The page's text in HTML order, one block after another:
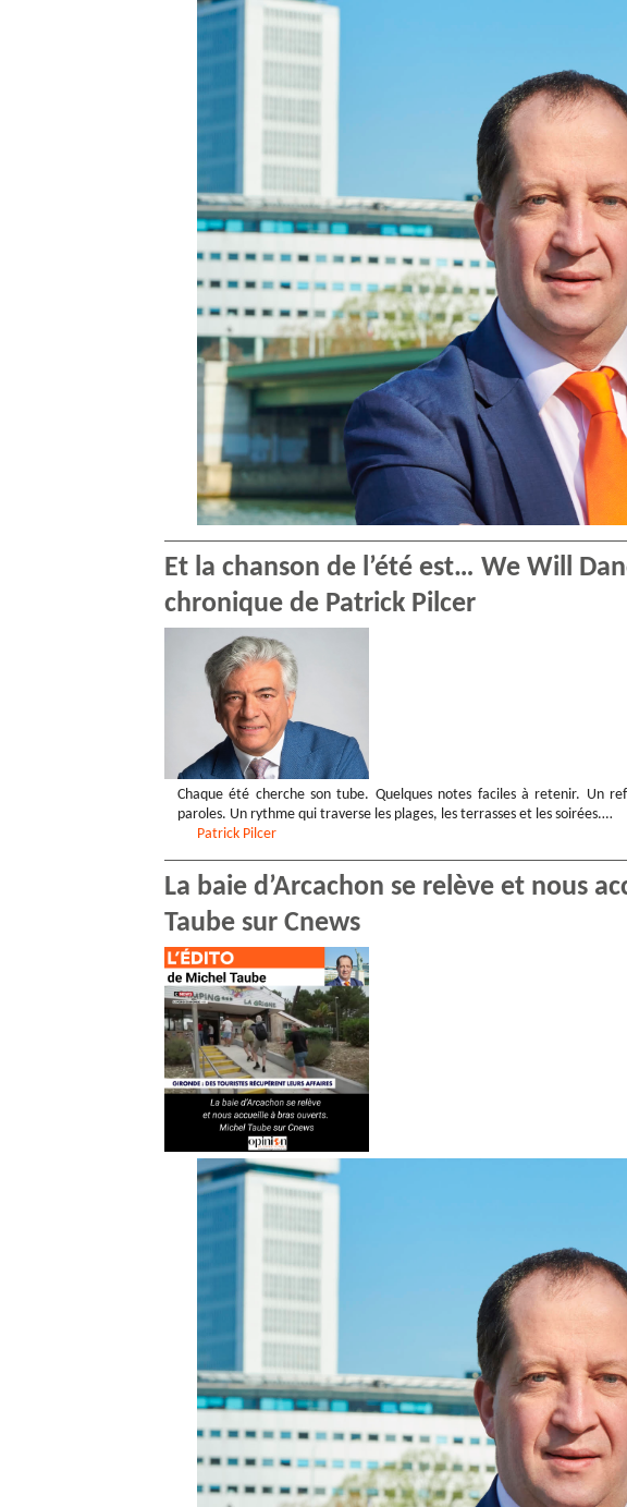
Et la chanson de l’été est… We Will
chronique de Patrick Pilcer
Chaque été cherche son tube. Quelques notes faciles à retenir. Un
paroles. Un rythme qui traverse les plages, les terrasses et les soirées.…
Patrick Pilcer
La baie d’Arcachon se relève et nous
Taube sur Cnews